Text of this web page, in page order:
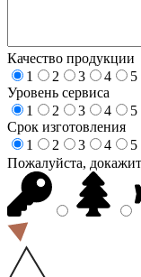
Качество продукции
1
2 3 4
5
Уровень сервиса
1
2 3 4
5
Срок изготовления
1
2 3 4
5
Пожалуйста,